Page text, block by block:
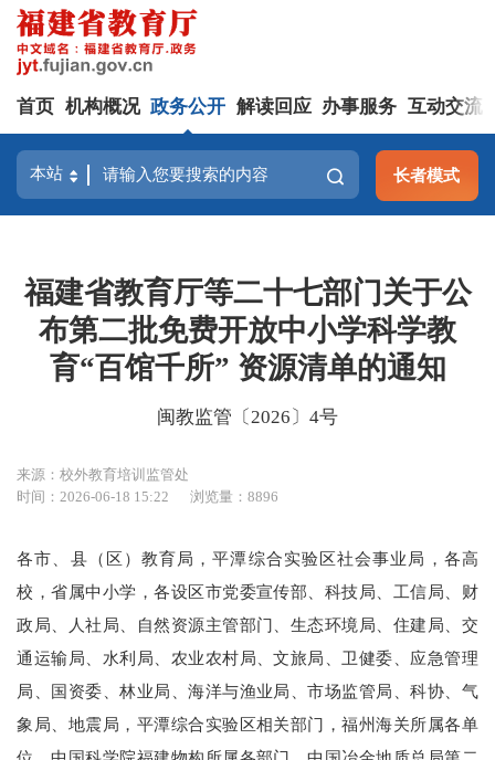
首页 机构概况 政务公开 解读回应 办事服务 互动交流
长者模式
福建省教育厅等二十七部门关于公
布第二批免费开放中小学科学教
育“百馆千所” 资源清单的通知
闽教监管〔2026〕4号
来源：校外教育培训监管处
时间：2026-06-18 15:22
浏览量：8896
各市、县（区）教育局，平潭综合实验区社会事业局，各高
校，省属中小学，各设区市党委宣传部、科技局、工信局、财
政局、人社局、自然资源主管部门、生态环境局、住建局、交
通运输局、水利局、农业农村局、文旅局、卫健委、应急管理
局、国资委、林业局、海洋与渔业局、市场监管局、科协、气
象局、地震局，平潭综合实验区相关部门，福州海关所属各单